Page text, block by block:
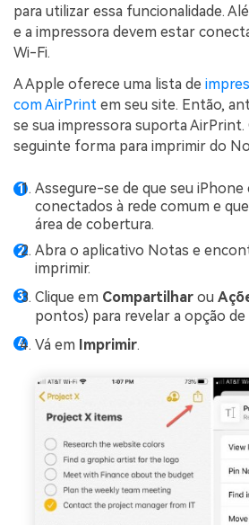
para utilizar essa funcionalidade.
e a impressora devem estar
Wi-Fi.
A Apple oferece uma lista de
com AirPrint em seu site. Então,
se sua impressora suporta AirPrint.
seguinte forma para imprimir do
Assegure-se de que seu iPhone
conectados à rede comum e
área de cobertura.
Abra o aplicativo Notas e
imprimir.
Clique em Compartilhar ou
pontos) para revelar a opção de
Vá em Imprimir.